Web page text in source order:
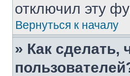
отключил эту
Вернуться к началу
» Как сделать,